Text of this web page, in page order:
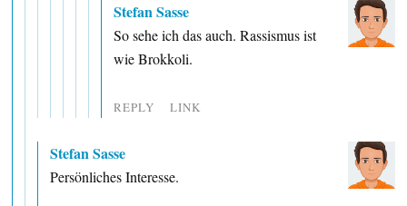
Stefan Sasse
So sehe ich das auch. Rassismus ist
wie Brokkoli.
REPLY LINK
Stefan Sasse
Persönliches Interesse.